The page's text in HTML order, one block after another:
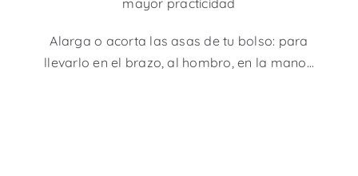
mayor practicidad
Alarga o acorta las asas de tu bolso: para
llevarlo en el brazo, al hombro, en la mano…